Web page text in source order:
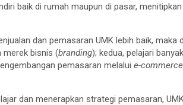
baik di rumah maupun di pasar,
dan pemasaran UMK lebih baik, maka
merek bisnis (branding); kedua, pelajari
pemasaran melalui e-commerce
dan menerapkan strategi pemasaran,